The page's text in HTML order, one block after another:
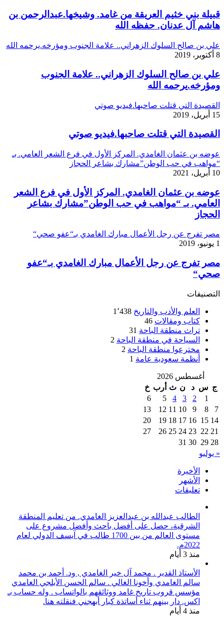
قبيلة بني خثيم العريقة من غامد. وشيخها.عبدالرحمن بن
هاشم آل عدنان. حفظه الله
علي بن صالح السلوك الزهراني.. علامة الجنوب ومؤرخه.يرحمه الله
8 أكتوبر، 2019
علي بن صالح السلوك الزهراني.. علامة الجنوب
ومؤرخه.يرحمه الله
القصيدة التي قتلت صاحبها.فيديو صوتي
15 أبريل، 2019
القصيدة التي قتلت صاحبها.فيديو صوتي
عوضه بن عثمان الغامدي. المركز الأول في فرع الشعر العامي. بـ
“مواهب في حب الوطن”مشارك بشاعر الحجاز
10 أبريل، 2021
عوضه بن عثمان الغامدي. المركز الأول في فرع الشعر
العامي. بـ “مواهب في حب الوطن”مشارك بشاعر
الحجاز
مصر تفرج عن رجل الأعمال مبارك الغامدي بـ“عفو صحي“
1 يونيو، 2019
مصر تفرج عن رجل الأعمال مبارك الغامدي بـ“عفو
صحي“
التصنيفات
العلم والأدب والتاريخ 1٬438
كتاب ومقالات 46
تراث منطقة الباحة 31
السياحة في منطقة الباحة 2
مخترعوا منطقة الباحة 2
أنظمة سعودية عامة 1
أغسطس 2026
ج س د ن ث أرب خ
1
2
3
4
5
6
7
8
9
10
11
12
13
14
15
16
17
18
19
20
21
22
23
24
25
26
27
28
29
30
31
« يوليو
الأخيرة
الأشهر
تعليقات
الطالب عبدالله بن عبدالعزيز الغامدي. من تعليم المنطقة
الشرقية، حصل على أفضل باحث وأفضل مشروع على
مستوى العالم من بين 1700 طالب في آيسف الدولي لعام
2022م.
منذ 3 أيام
الأستاذ القدير . محمد آل خير الغامدي , ود. أحمد بن محمد
سالم الغامدي وأخونا الغالي . سالم الحسن الأبلجي الغامدي
مؤسس قروب تاريخ غامد ووثائقهم بالواتساب . وله حساب بـ
اكس. دار بينهم ثناء أساتذة كبار أبهجني فنقلته هنا.
منذ 4 أيام